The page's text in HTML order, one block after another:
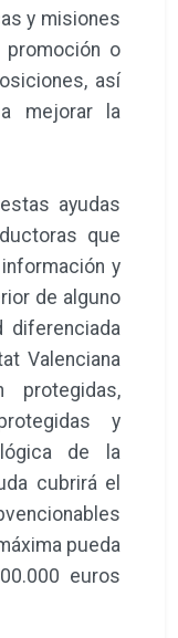
y misiones
promoción o
así
mejorar la
ayudas
que
y
de alguno
diferenciada
Valenciana
protegidas,
y
de la
cubrirá el
pueda
euros